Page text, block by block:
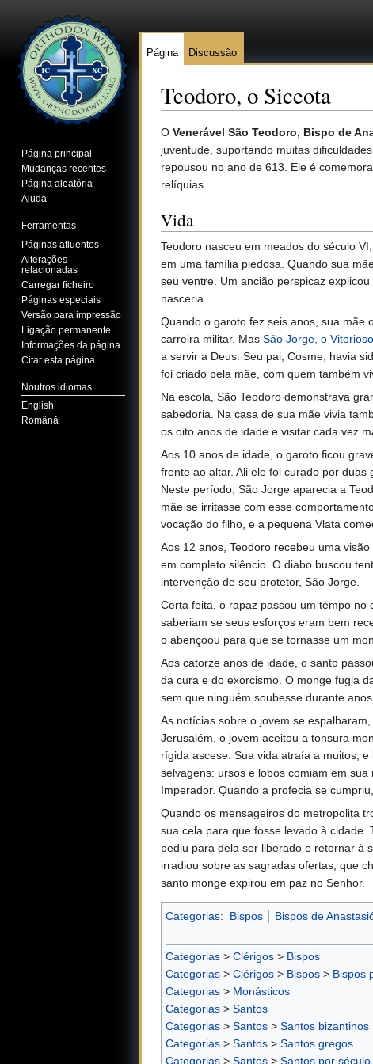
Teodoro, o Siceota
O Venerável São Teodoro, Bispo de
juventude, suportando muitas
repousou no ano de 613. Ele é
relíquias.
Vida
Teodoro nasceu em meados do século
em uma família piedosa. Quando sua
seu ventre. Um ancião perspicaz
nasceria.
Quando o garoto fez seis anos, sua mãe
carreira militar. Mas São Jorge, o Vitorioso
a servir a Deus. Seu pai, Cosme, havia
foi criado pela mãe, com quem também
Na escola, São Teodoro demonstrava
sabedoria. Na casa de sua mãe vivia
os oito anos de idade e visitar cada vez
Aos 10 anos de idade, o garoto ficou
frente ao altar. Ali ele foi curado por
Neste período, São Jorge aparecia a
mãe se irritasse com esse
vocação do filho, e a pequena Vlata
Aos 12 anos, Teodoro recebeu uma
em completo silêncio. O diabo buscou
intervenção de seu protetor, São Jorge.
Certa feita, o rapaz passou um tempo no
saberiam se seus esforços eram bem
o abençoou para que se tornasse um
Aos catorze anos de idade, o santo
da cura e do exorcismo. O monge fugia
sem que ninguém soubesse durante
As notícias sobre o jovem se
Jerusalém, o jovem aceitou a tonsura
rígida ascese. Sua vida atraía a muitos,
selvagens: ursos e lobos comiam em
Imperador. Quando a profecia se
Quando os mensageiros do metropolita
sua cela para que fosse levado à
pediu para dela ser liberado e retornar à
irradiou sobre as sagradas ofertas, que
santo monge expirou em paz no Senhor.
Categorias: Bispos Bispos de
Categorias > Clérigos > Bispos
Categorias > Clérigos > Bispos > Bispos
Categorias > Monásticos
Categorias > Santos
Categorias > Santos > Santos bizantinos
Categorias > Santos > Santos gregos
Categorias > Santos > Santos por século
Página Discussão
Página principal
Mudanças recentes
Página aleatória
Ajuda
Ferramentas
Páginas afluentes
Alterações
relacionadas
Carregar ficheiro
Páginas especiais
Versão para impressão
Ligação permanente
Informações da página
Citar esta página
Noutros idiomas
English
Română